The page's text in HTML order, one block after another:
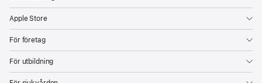
Apple Store
För företag
För utbildning